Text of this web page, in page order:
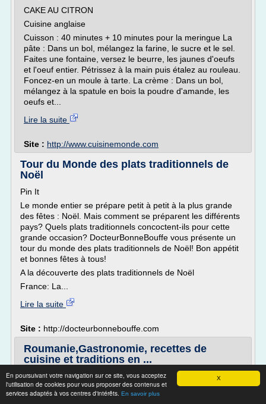
X
En poursuivant votre navigation sur ce site, vous acceptez
l'utilisation de cookies pour vous proposer des contenus et
services adaptés à vos centres d'intérêts. En savoir plus
CAKE AU CITRON
Cuisine anglaise
Cuisson : 40 minutes + 10 minutes pour la meringue La
pâte : Dans un bol, mélangez la farine, le sucre et le sel.
Faites une fontaine, versez le beurre, les jaunes d'oeufs
et l'oeuf entier. Pétrissez à la main puis étalez au rouleau.
Foncez-en un moule à tarte. La crème : Dans un bol,
mélangez à la spatule en bois la poudre d'amande, les
oeufs et...
Lire la suite
Site : http://www.cuisinemonde.com
Tour du Monde des plats traditionnels de
Noël
Pin It
Le monde entier se prépare petit à petit à la plus grande
des fêtes : Noël. Mais comment se préparent les différents
pays? Quels plats traditionnels concoctent-ils pour cette
grande occasion? DocteurBonneBouffe vous présente un
tour du monde des plats traditionnels de Noël! Bon appétit
et bonnes fêtes à tous!
A la découverte des plats traditionnels de Noël
France: La...
Lire la suite
Site : http://docteurbonnebouffe.com
Roumanie,Gastronomie, recettes de
cuisine et traditions en ...
ail, persil,
huile d'olive.